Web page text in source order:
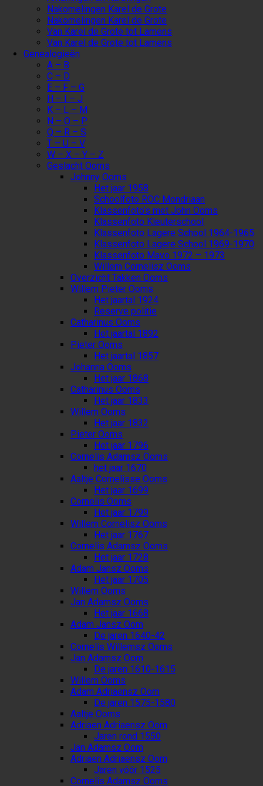
Nakomelingen Karel de Grote
Nakomelingen Karel de Grote
Van Karel de Grote tot Lamens
Van Karel de Grote tot Lamens
Genealogieën
A – B
C – D
E – F – G
H – I – J
K – L – M
N – O – P
Q – R – S
T – U – V
W – X – Y – Z
Geslacht Ooms
Johnny Ooms
Het jaar 1958
Schoolfoto ROC Mondriaan
Klassenfoto’s met John Ooms
Klassenfoto Kleuterschool
Klassenfoto Lagere School 1964-1965
Klassenfoto Lagere School 1969-1970
Klassenfoto Mavo 1972 – 1973
Willem Cornelisz Ooms
Overzicht Takken Ooms
Willem Pieter Ooms
Het jaartal 1924
Reserve politie
Catharinus Ooms
Het jaartal 1892
Pieter Ooms
Het jaartal 1857
Johanna Ooms
Het jaar 1868
Catharinus Ooms
Het jaar 1833
Willem Ooms
Het jaar 1832
Pieter Ooms
Het jaar 1796
Cornelis Adamsz Ooms
het jaar 1670
Aaltje Cornelisse Ooms
Het jaar 1699
Cornelis Ooms
Het jaar 1799
Willem Cornelisz Ooms
Het jaar 1767
Cornelis Adamsz Ooms
Het jaar 1728
Adam Jansz Ooms
Het jaar 1705
Willem Ooms
Jan Adamsz Ooms
Het jaar 1668
Adam Jansz Oom
De jaren 1640-42
Cornelis Willemsz Ooms
Jan Adamsz Oom
De jaren 1610-1615
Willem Ooms
Adam Adriaensz Oom
De jaren 1575-1580
Aaltje Ooms
Adriaen Adriaensz Oom
Jaren rond 1550
Jan Adamsz Oom
Adriaen Adriaensz Oom
Jaren vóór 1525
Cornelis Adamsz Ooms